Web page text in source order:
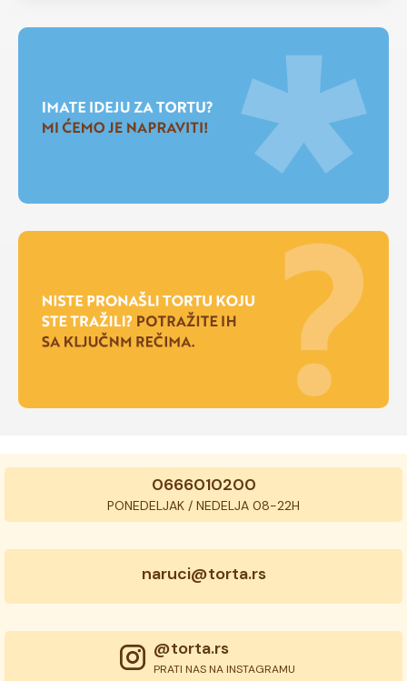
0666010200
PONEDELJAK / NEDELJA 08-22H
naruci@torta.rs
@torta.rs
PRATI NAS NA INSTAGRAMU